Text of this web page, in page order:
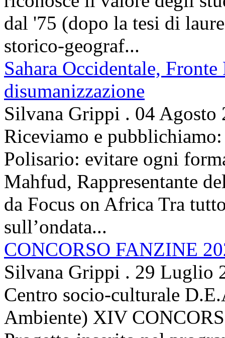
dal '75 (dopo la tesi di
storico-geograf...
Sahara Occidentale,
disumanizzazione
Silvana Grippi . 04 Agosto
Riceviamo e
Polisario: evitare ogni
Mahfud, Rappresentante
da Focus on Africa Tra
sull’ondata...
CONCORSO FANZINE
Silvana Grippi . 29 Luglio
Centro socio-culturale
Ambiente) XIV